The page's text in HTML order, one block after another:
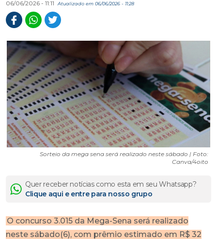
06/06/2026 - 11:11
Atualizado em 06/06/2026 - 11:28
Sorteio da mega sena será realizado neste sábado | Foto:
Canva/4oito
Quer receber notícias como esta em seu Whatsapp?
Clique aqui e entre para nosso grupo
O concurso 3.015 da Mega-Sena será realizado
neste sábado(6), com prêmio estimado em R$ 32